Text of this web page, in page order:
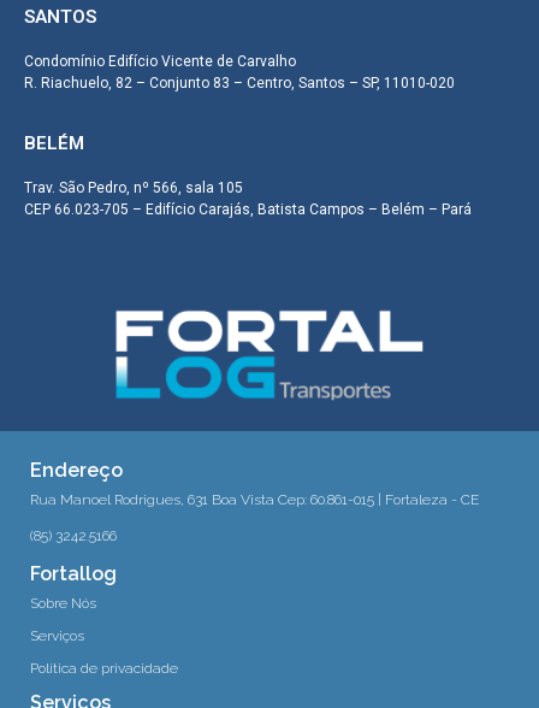
SANTOS
Condomínio Edifício Vicente de Carvalho
R. Riachuelo, 82 – Conjunto 83 – Centro, Santos – SP, 11010-020
BELÉM
Trav. São Pedro, nº 566, sala 105
CEP 66.023-705 – Edifício Carajás, Batista Campos – Belém – Pará
Endereço
Rua Manoel Rodrigues, 631 Boa Vista Cep: 60.861-015 | Fortaleza - CE
(85) 3242.5166
Fortallog
Sobre Nós
Serviços
Política de privacidade
Serviços